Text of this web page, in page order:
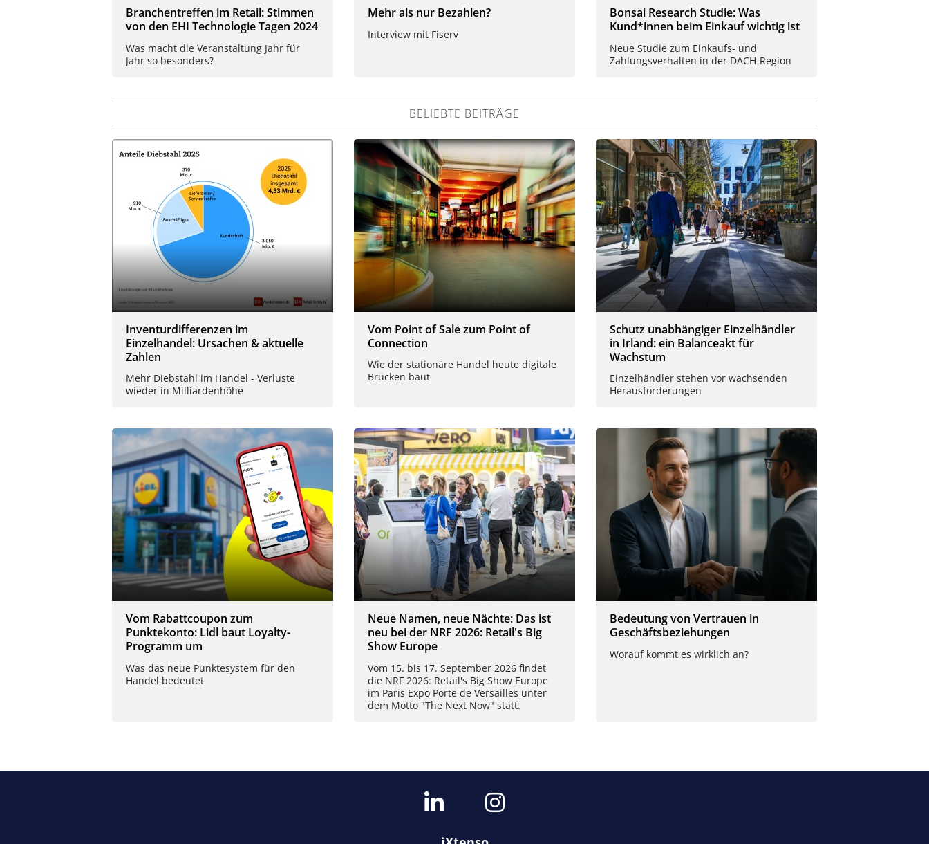
Branchentreffen im Retail: Stimmen
von den EHI Technologie Tagen 2024
Was macht die Veranstaltung Jahr für
Jahr so besonders?
Mehr als nur Bezahlen?
Interview mit Fiserv
Bonsai Research Studie: Was
Kund*innen beim Einkauf wichtig ist
Neue Studie zum Einkaufs- und
Zahlungsverhalten in der DACH-Region
BELIEBTE BEITRÄGE
Inventurdifferenzen im
Einzelhandel: Ursachen & aktuelle
Zahlen
Mehr Diebstahl im Handel - Verluste
wieder in Milliardenhöhe
Vom Point of Sale zum Point of
Connection
Wie der stationäre Handel heute digitale
Brücken baut
Schutz unabhängiger Einzelhändler
in Irland: ein Balanceakt für
Wachstum
Einzelhändler stehen vor wachsenden
Herausforderungen
Vom Rabattcoupon zum
Punktekonto: Lidl baut Loyalty-
Programm um
Was das neue Punktesystem für den
Handel bedeutet
Neue Namen, neue Nächte: Das ist
neu bei der NRF 2026: Retail's Big
Show Europe
Vom 15. bis 17. September 2026 findet
die NRF 2026: Retail's Big Show Europe
im Paris Expo Porte de Versailles unter
dem Motto "The Next Now" statt.
Bedeutung von Vertrauen in
Geschäftsbeziehungen
Worauf kommt es wirklich an?